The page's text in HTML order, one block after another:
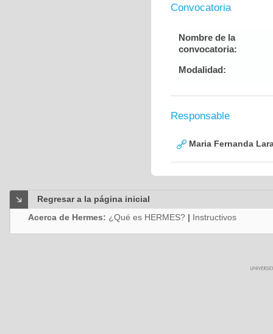
Convocatoria
Nombre de la
convocatoria:
Modalidad:
Responsable
Maria Fernanda
Regresar a la página inicial
Acerca de Hermes: ¿Qué es HERMES? | Instructivos